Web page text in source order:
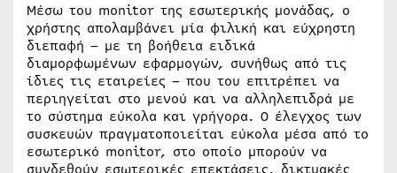
Μέσω του monitor της εσωτερικής μονάδας, ο
χρήστης απολαμβάνει μία φιλική και εύχρηστη
διεπαφή – με τη βοήθεια ειδικά
διαμορφωμένων εφαρμογών, συνήθως από τις
ίδιες τις εταιρείες – που του επιτρέπει να
περιηγείται στο μενού και να αλληλεπιδρά με
το σύστημα εύκολα και γρήγορα. Ο έλεγχος των
συσκευών πραγματοποιείται εύκολα μέσα από το
εσωτερικό monitor, στο οποίο μπορούν να